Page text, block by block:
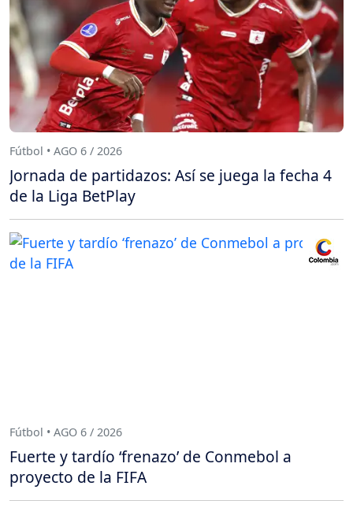
Fútbol • AGO 6 / 2026
Jornada de partidazos: Así se juega la fecha 4
de la Liga BetPlay
Fútbol • AGO 6 / 2026
Fuerte y tardío ‘frenazo’ de Conmebol a
proyecto de la FIFA